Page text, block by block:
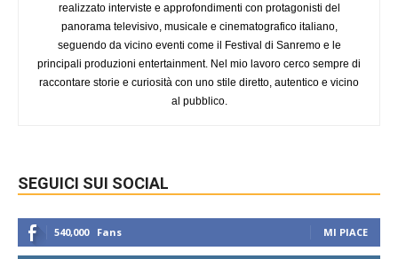
realizzato interviste e approfondimenti con protagonisti del
panorama televisivo, musicale e cinematografico italiano,
seguendo da vicino eventi come il Festival di Sanremo e le
principali produzioni entertainment. Nel mio lavoro cerco sempre di
raccontare storie e curiosità con uno stile diretto, autentico e vicino
al pubblico.
SEGUICI SUI SOCIAL
540,000 Fans MI PIACE